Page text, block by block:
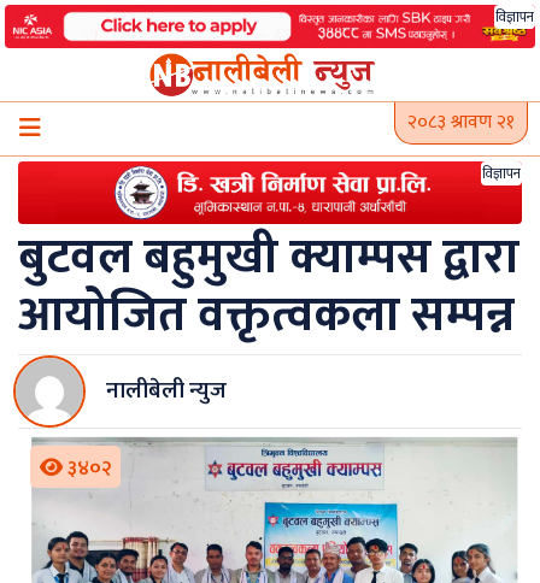
Skip
to
विज्ञापन
२०८३ श्रावण २१
विज्ञापन
बुटवल बहुमुखी क्याम्पस द्वारा
आयाेजित वक्तृत्वकला सम्पन्न
नालीबेली न्युज
३४०२